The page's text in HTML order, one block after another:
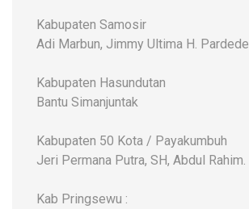
Kabupaten Samosir
Adi Marbun, Jimmy Ultima H. Pardede
Kabupaten Hasundutan
Bantu Simanjuntak
Kabupaten 50 Kota / Payakumbuh
Jeri Permana Putra, SH, Abdul Rahim.
Kab Pringsewu :